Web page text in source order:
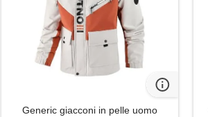
Generic giacconi in pelle uomo